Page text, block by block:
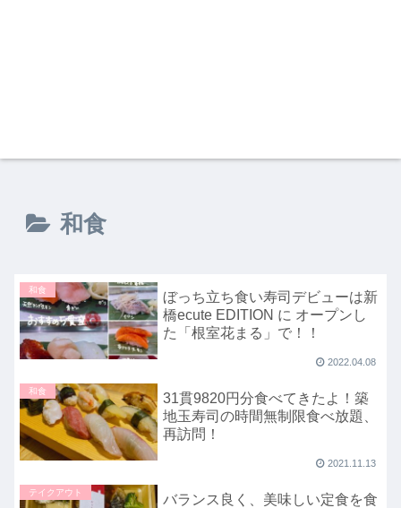
和食
和食
ぼっち立ち食い寿司デビューは新
橋ecute EDITION に オープンし
た「根室花まる」で！！
2022.04.08
和食
31貫9820円分食べてきたよ！築
地玉寿司の時間無制限食べ放題、
再訪問！
2021.11.13
テイクアウト
バランス良く、美味しい定食を食